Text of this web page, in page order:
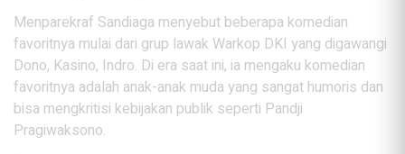
Menparekraf Sandiaga menyebut beberapa komedian
favoritnya mulai dari grup lawak Warkop DKI yang digawangi
Dono, Kasino, Indro. Di era saat ini, ia mengaku komedian
favoritnya adalah anak-anak muda yang sangat humoris dan
bisa mengkritisi kebijakan publik seperti Pandji
Pragiwaksono.